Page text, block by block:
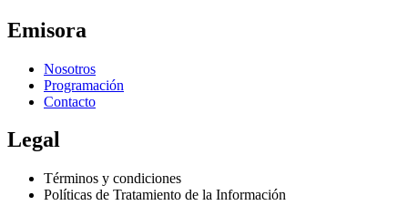
Emisora
Nosotros
Programación
Contacto
Legal
Términos y condiciones
Políticas de Tratamiento de la Información